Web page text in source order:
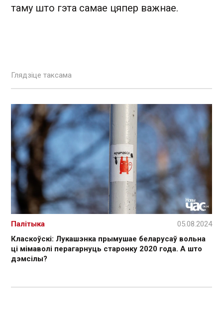
таму што гэта самае цяпер важнае.
Глядзіце таксама
Класкоўскі: Лукашэнка прымушае беларусаў вольна
ці мімаволі перагарнуць старонку 2020 года. А што
дэмсілы?
Палітыка 05.08.2024